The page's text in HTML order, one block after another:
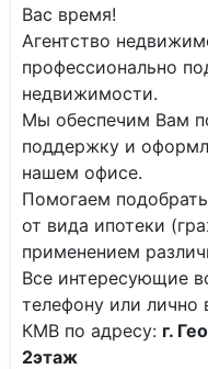
Вас время!
Агентство
профессионально
недвижимости.
Мы обеспечим Вам
поддержку и
нашем офисе.
Помогаем
от вида ипотеки
применением
Все интересующие
телефону или лично
КМВ по адресу: г.
2этаж